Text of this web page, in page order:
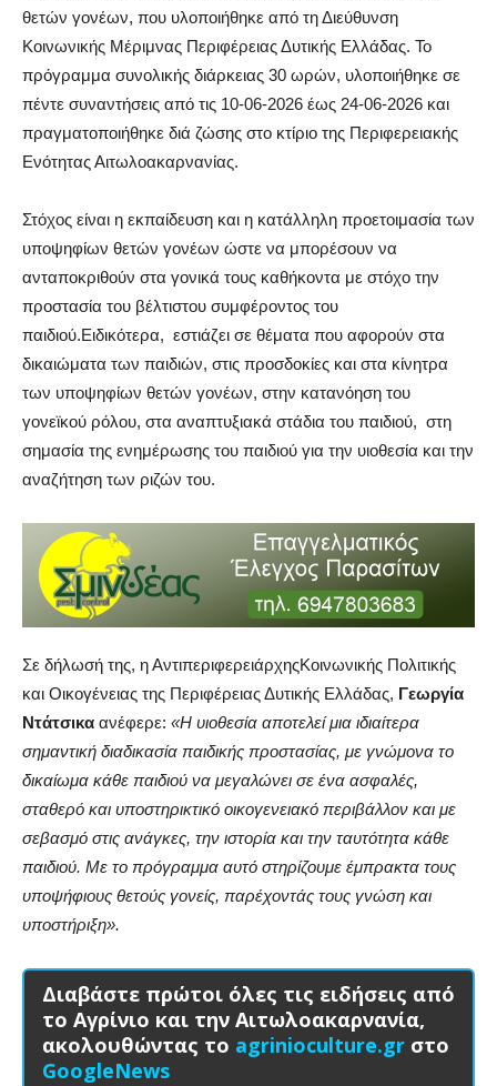
θετών γονέων, που υλοποιήθηκε από τη Διεύθυνση
Κοινωνικής Μέριμνας Περιφέρειας Δυτικής Ελλάδας. Το
πρόγραμμα συνολικής διάρκειας 30 ωρών, υλοποιήθηκε σε
πέντε συναντήσεις από τις 10-06-2026 έως 24-06-2026 και
πραγματοποιήθηκε διά ζώσης στο κτίριο της Περιφερειακής
Ενότητας Αιτωλοακαρνανίας.
Στόχος είναι η εκπαίδευση και η κατάλληλη προετοιμασία των
υποψηφίων θετών γονέων ώστε να μπορέσουν να
ανταποκριθούν στα γονικά τους καθήκοντα με στόχο την
προστασία του βέλτιστου συμφέροντος του
παιδιού.Ειδικότερα, εστιάζει σε θέματα που αφορούν στα
δικαιώματα των παιδιών, στις προσδοκίες και στα κίνητρα
των υποψηφίων θετών γονέων, στην κατανόηση του
γονεϊκού ρόλου, στα αναπτυξιακά στάδια του παιδιού, στη
σημασία της ενημέρωσης του παιδιού για την υιοθεσία και την
αναζήτηση των ριζών του.
Σε δήλωσή της, η ΑντιπεριφερειάρχηςΚοινωνικής Πολιτικής
και Οικογένειας της Περιφέρειας Δυτικής Ελλάδας, Γεωργία
Ντάτσικα ανέφερε: «Η υιοθεσία αποτελεί μια ιδιαίτερα
σημαντική διαδικασία παιδικής προστασίας, με γνώμονα το
δικαίωμα κάθε παιδιού να μεγαλώνει σε ένα ασφαλές,
σταθερό και υποστηρικτικό οικογενειακό περιβάλλον και με
σεβασμό στις ανάγκες, την ιστορία και την ταυτότητα κάθε
παιδιού. Με το πρόγραμμα αυτό στηρίζουμε έμπρακτα τους
υποψήφιους θετούς γονείς, παρέχοντάς τους γνώση και
υποστήριξη».
Διαβάστε πρώτοι όλες τις ειδήσεις από
το Αγρίνιο και την Αιτωλοακαρνανία,
ακολουθώντας το agrinioculture.gr στο
GoogleNews